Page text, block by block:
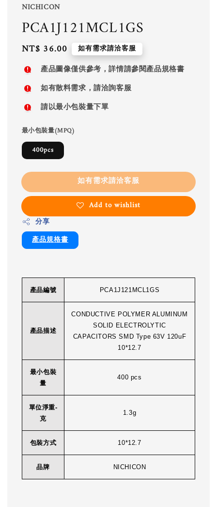
NICHICON
PCA1J121MCL1GS
Regular
price
NT$ 36.00 如有需求請洽客服
產品圖像僅供參考，詳情請參閱產品規格書
如有散料需求，請洽詢客服
請以最小包裝量下單
最小包裝量(MPQ)
400pcs
如有需求請洽客服
Add to wishlist
分享
產品規格書
產品編號 PCA1J121MCL1GS
產品描述
CONDUCTIVE POLYMER ALUMINUM
SOLID ELECTROLYTIC
CAPACITORS SMD Type 63V 120uF
10*12.7
最小包裝
量
400 pcs
單位淨重-
克
1.3g
包裝方式 10*12.7
品牌 NICHICON